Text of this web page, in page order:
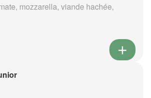
mozzarella, viande hachée,